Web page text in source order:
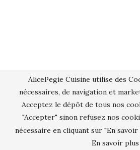
AlicePegie Cuisine utilise des
nécessaires, de navigation et
Acceptez le dépôt de tous nos
"Accepter" sinon refusez nos
nécessaire en cliquant sur "En savoir
En savoir plus